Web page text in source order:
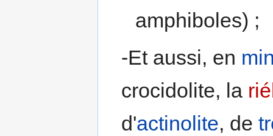
amphiboles) ;
-Et aussi, en
crocidolite, la
d'actinolite, de